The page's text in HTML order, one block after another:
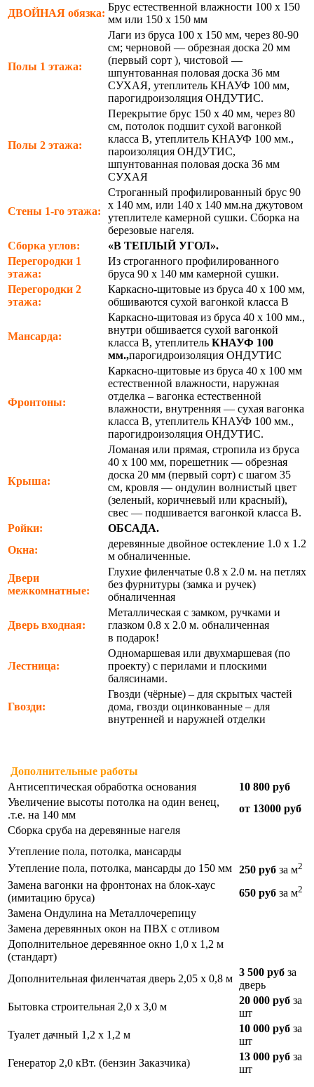
ДВОЙНАЯ обязка:
Брус естественной влажности 100 х 150
мм или 150 х 150 мм
Полы 1 этажа:
Лаги из бруса 100 х 150 мм, через 80-90
см; черновой — обрезная доска 20 мм
(первый сорт ), чистовой —
шпунтованная половая доска 36 мм
СУХАЯ, утеплитель КНАУФ 100 мм,
парогидроизоляция ОНДУТИС.
Полы 2 этажа:
Перекрытие брус 150 х 40 мм, через 80
см, потолок подшит сухой вагонкой
класса В, утеплитель КНАУФ 100 мм.,
пароизоляция ОНДУТИС,
шпунтованная половая доска 36 мм
СУХАЯ
Стены 1-го этажа:
Строганный профилированный брус 90
х 140 мм, или 140 х 140 мм.на джутовом
утеплителе камерной сушки. Сборка на
березовые нагеля.
Сборка углов:
«В ТЕПЛЫЙ УГОЛ».
Перегородки 1
этажа:
Из строганного профилированного
бруса 90 х 140 мм камерной сушки.
Перегородки 2
этажа:
Каркасно-щитовые из бруса 40 х 100 мм,
обшиваются сухой вагонкой класса В
Мансарда:
Каркасно-щитовая из бруса 40 х 100 мм.,
внутри обшивается сухой вагонкой
класса В, утеплитель КНАУФ 100
мм.,парогидроизоляция ОНДУТИС
Фронтоны:
Каркасно-щитовые из бруса 40 х 100 мм
естественной влажности, наружная
отделка – вагонка естественной
влажности, внутренняя — сухая вагонка
класса В, утеплитель КНАУФ 100 мм.,
парогидроизоляция ОНДУТИС.
Крыша:
Ломаная или прямая, стропила из бруса
40 х 100 мм, порешетник — обрезная
доска 20 мм (первый сорт) с шагом 35
см, кровля — ондулин волнистый цвет
(зеленый, коричневый или красный),
свес — подшивается вагонкой класса В.
Ройки:
ОБСАДА.
Окна:
деревянные двойное остекление 1.0 х 1.2
м обналиченные.
Двери
межкомнатные:
Глухие филенчатые 0.8 х 2.0 м. на петлях
без фурнитуры (замка и ручек)
обналиченная
Дверь входная:
Металлическая с замком, ручками и
глазком 0.8 х 2.0 м. обналиченная
в подарок!
Лестница:
Одномаршевая или двухмаршевая (по
проекту) с перилами и плоскими
балясинами.
Гвозди:
Гвозди (чёрные) – для скрытых частей
дома, гвозди оцинкованные – для
внутренней и наружней отделки
Дополнительные работы
Антисептическая обработка основания
10 800 руб
Увеличение высоты потолка на один венец,
.т.е. на 140 мм
от 13000 руб
Сборка сруба на деревянные нагеля
Утепление пола, потолка, мансарды
Утепление пола, потолка, мансарды до 150 мм 250 руб за м2
Замена вагонки на фронтонах на блок-хаус
(имитацию бруса)
650 руб за м2
Замена Ондулина на Металлочерепицу
Замена деревянных окон на ПВХ с отливом
Дополнительное деревянное окно 1,0 х 1,2 м
(стандарт)
Дополнительная филенчатая дверь 2,05 х 0,8 м
3 500 руб за
дверь
Бытовка строительная 2,0 х 3,0 м
20 000 руб за
шт
Туалет дачный 1,2 х 1,2 м
10 000 руб за
шт
Генератор 2,0 кВт. (бензин Заказчика)
13 000 руб за
шт